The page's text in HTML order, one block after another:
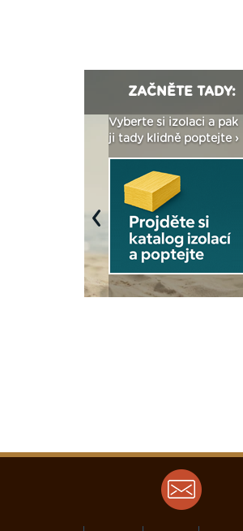
ZAČNĚTE TADY:
Vyberte si izolaci a pak
ji tady klidně poptejte ›
Previous